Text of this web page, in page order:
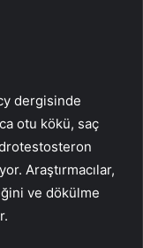
dergisinde
otu kökü, saç
Araştırmacılar,
ve dökülme